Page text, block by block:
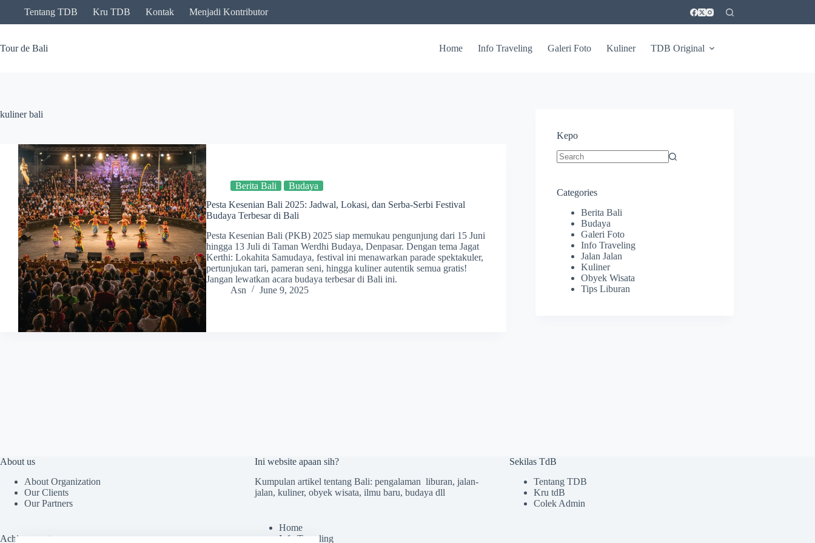
content
Tentang TDB Kru TDB Kontak Menjadi Kontributor
Tour de Bali Home Info Traveling Galeri Foto Kuliner TDB Original
kuliner bali
Berita Bali
Budaya
Pesta Kesenian Bali 2025: Jadwal, Lokasi, dan Serba-Serbi Festival
Budaya Terbesar di Bali
Pesta Kesenian Bali (PKB) 2025 siap memukau pengunjung dari 15 Juni
hingga 13 Juli di Taman Werdhi Budaya, Denpasar. Dengan tema Jagat
Kerthi: Lokahita Samudaya, festival ini menawarkan parade spektakuler,
pertunjukan tari, pameran seni, hingga kuliner autentik semua gratis!
Jangan lewatkan acara budaya terbesar di Bali ini.
Asn
June 9, 2025
Kepo
Categories
Berita Bali
Budaya
Galeri Foto
Info Traveling
Jalan Jalan
Kuliner
Obyek Wisata
Tips Liburan
About us
About Organization
Our Clients
Our Partners
Achievements
Ini website apaan sih?
Kumpulan artikel tentang Bali: pengalaman liburan, jalan-
jalan, kuliner, obyek wisata, ilmu baru, budaya dll
Home
Info Traveling
Sekilas TdB
Tentang TDB
Kru tdB
Colek Admin